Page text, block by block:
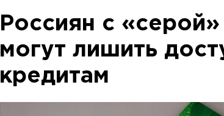
Россиян с
могут лишить
кредитам